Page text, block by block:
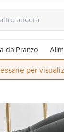
da Pranzo
per